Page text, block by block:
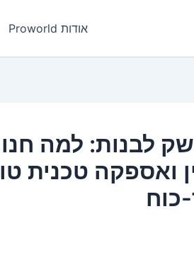
אודות Proworld
לבנות: למה
ואספקה טכנית
כוח